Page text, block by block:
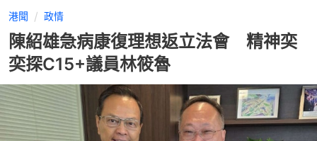
港聞 政情
陳紹雄急病康復理想返立法會 精神奕
奕探C15+議員林筱魯